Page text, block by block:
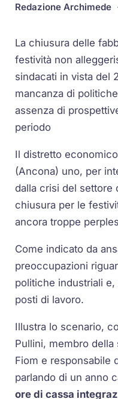
Redazione Archimede
La chiusura delle
festività non
sindacati in vista del
mancanza di
assenza di
periodo
Il distretto
(Ancona) uno, per
dalla crisi del settore
chiusura per le
ancora troppe
Come indicato da
preoccupazioni
politiche industriali
posti di lavoro.
Illustra lo scenario,
Pullini, membro
Fiom e responsabile
parlando di un anno
ore di cassa